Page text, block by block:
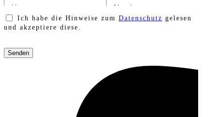
Ich habe die Hinweise zum Datenschutz gelesen
und akzeptiere diese.
lasse